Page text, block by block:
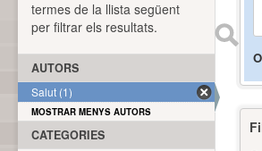
termes de la llista següent
per filtrar els resultats.
AUTORS
Salut (1)
MOSTRAR MENYS AUTORS
CATEGORIES